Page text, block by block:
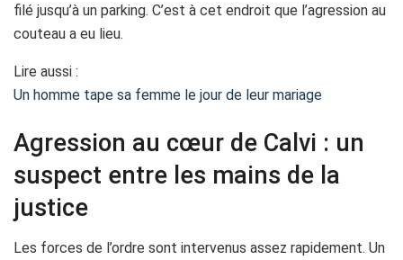
filé jusqu’à un parking. C’est à cet endroit que l’agression au
couteau a eu lieu.
Lire aussi :
Un homme tape sa femme le jour de leur mariage
Agression au cœur de Calvi : un
suspect entre les mains de la
justice
Les forces de l’ordre sont intervenus assez rapidement. Un